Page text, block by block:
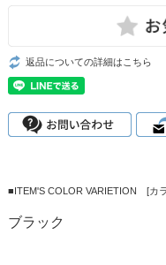
返品についての詳細はこちら
■ITEM'S COLOR VARIETION [
ブラック